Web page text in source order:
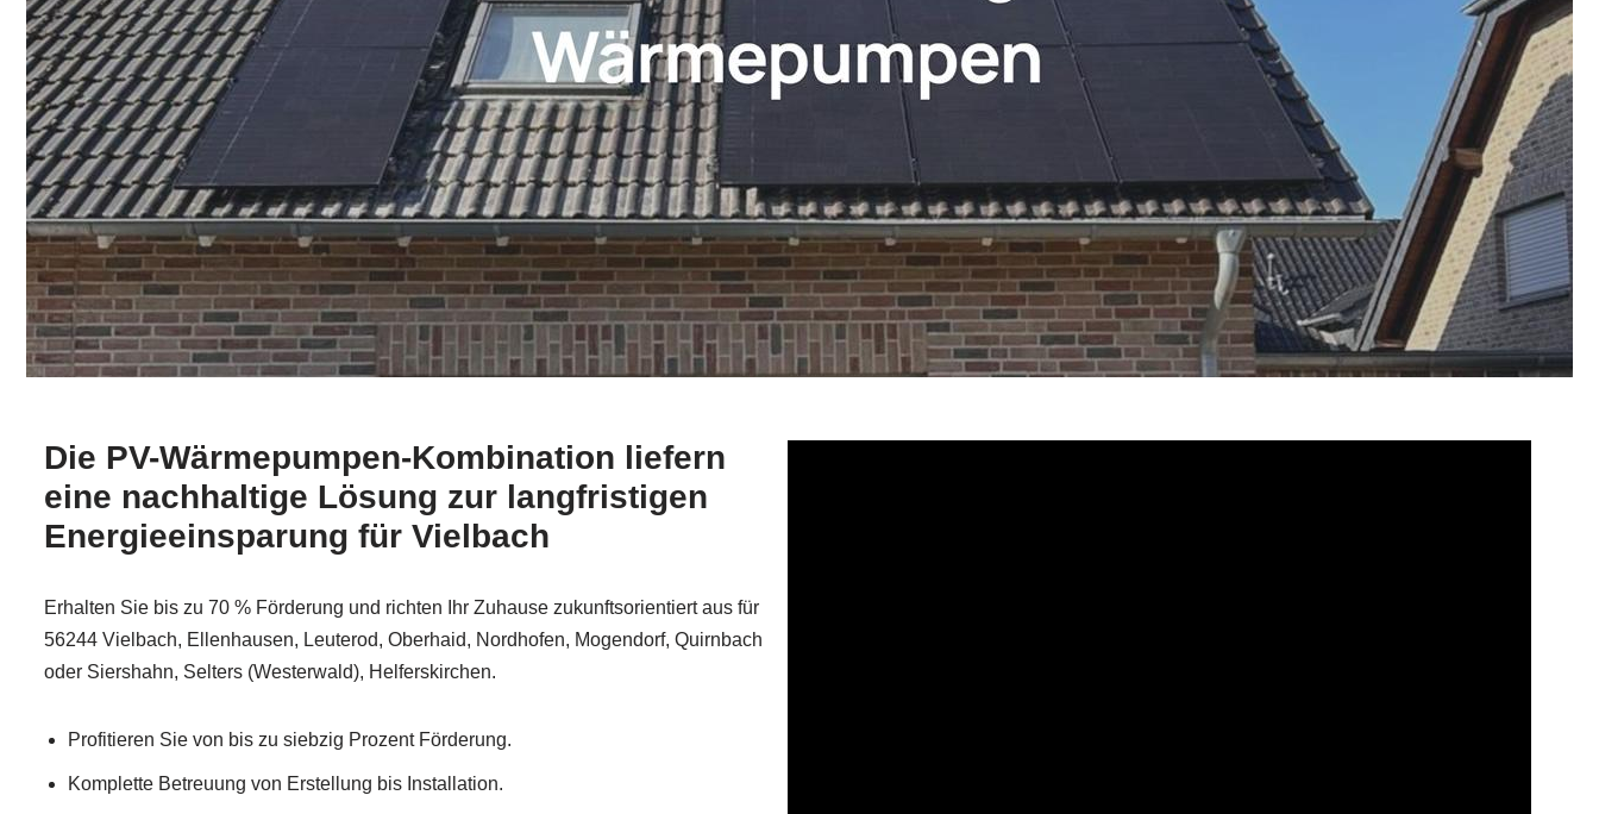
Die PV-Wärmepumpen-Kombination liefern
eine nachhaltige Lösung zur langfristigen
Energieeinsparung für Vielbach
Erhalten Sie bis zu 70 % Förderung und richten Ihr Zuhause zukunftsorientiert aus für
56244 Vielbach, Ellenhausen, Leuterod, Oberhaid, Nordhofen, Mogendorf, Quirnbach
oder Siershahn, Selters (Westerwald), Helferskirchen.
Profitieren Sie von bis zu siebzig Prozent Förderung.
Komplette Betreuung von Erstellung bis Installation.